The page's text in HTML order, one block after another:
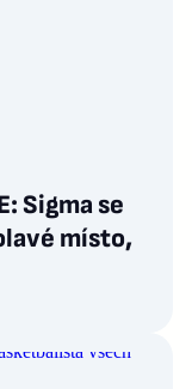
Sigma se
místo,